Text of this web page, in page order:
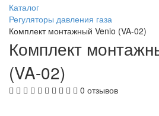
Каталог
Регуляторы давления газа
Комплект монтажный Venio (VA-02)
Комплект
(VA-02)
0 отзывов